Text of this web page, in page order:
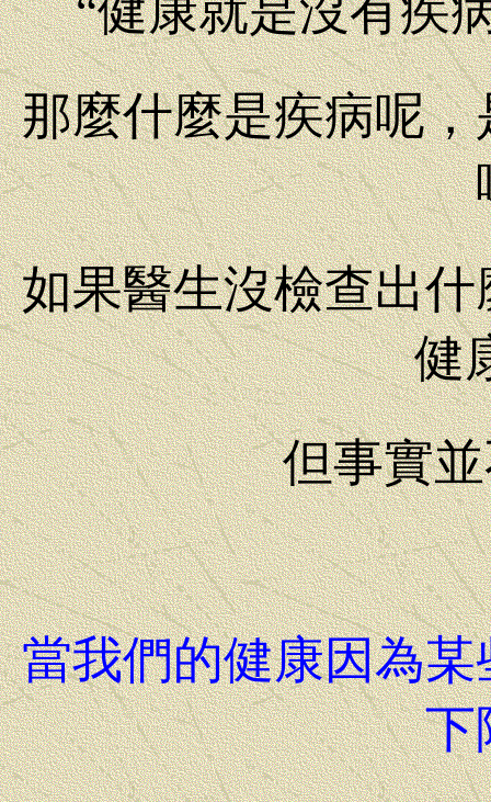
“健康就是沒有疾
那麼什麼是疾病呢
如果醫生沒檢查出
健
但事實
當我們的健康因為
下